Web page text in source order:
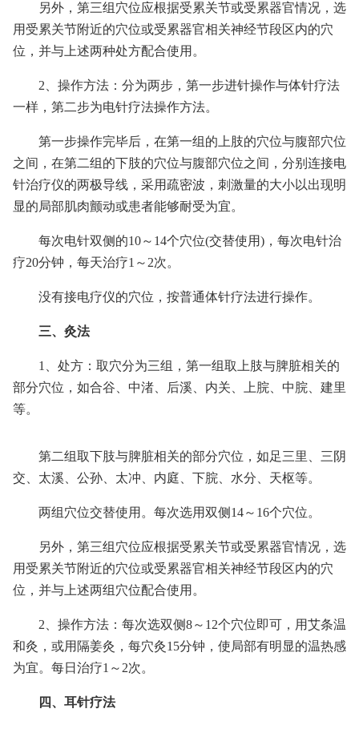
另外，第三组穴位应根据受累关节或受累器官情况，选
用受累关节附近的穴位或受累器官相关神经节段区内的穴
位，并与上述两种处方配合使用。
2、操作方法：分为两步，第一步进针操作与体针疗法
一样，第二步为电针疗法操作方法。
第一步操作完毕后，在第一组的上肢的穴位与腹部穴位
之间，在第二组的下肢的穴位与腹部穴位之间，分别连接电
针治疗仪的两极导线，采用疏密波，刺激量的大小以出现明
显的局部肌肉颤动或患者能够耐受为宜。
每次电针双侧的10～14个穴位(交替使用)，每次电针治
疗20分钟，每天治疗1～2次。
没有接电疗仪的穴位，按普通体针疗法进行操作。
三、灸法
1、处方：取穴分为三组，第一组取上肢与脾脏相关的
部分穴位，如合谷、中渚、后溪、内关、上脘、中脘、建里
等。
第二组取下肢与脾脏相关的部分穴位，如足三里、三阴
交、太溪、公孙、太冲、内庭、下脘、水分、天枢等。
两组穴位交替使用。每次选用双侧14～16个穴位。
另外，第三组穴位应根据受累关节或受累器官情况，选
用受累关节附近的穴位或受累器官相关神经节段区内的穴
位，并与上述两组穴位配合使用。
2、操作方法：每次选双侧8～12个穴位即可，用艾条温
和灸，或用隔姜灸，每穴灸15分钟，使局部有明显的温热感
为宜。每日治疗1～2次。
四、耳针疗法